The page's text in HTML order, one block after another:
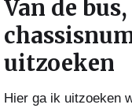
Van de bus,
uitzoeken
Hier ga ik uitzoeken